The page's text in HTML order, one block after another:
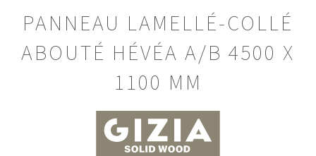
PANNEAU LAMELLÉ-COLLÉ
ABOUTÉ HÉVÉA A/B 4500 X
1100 MM